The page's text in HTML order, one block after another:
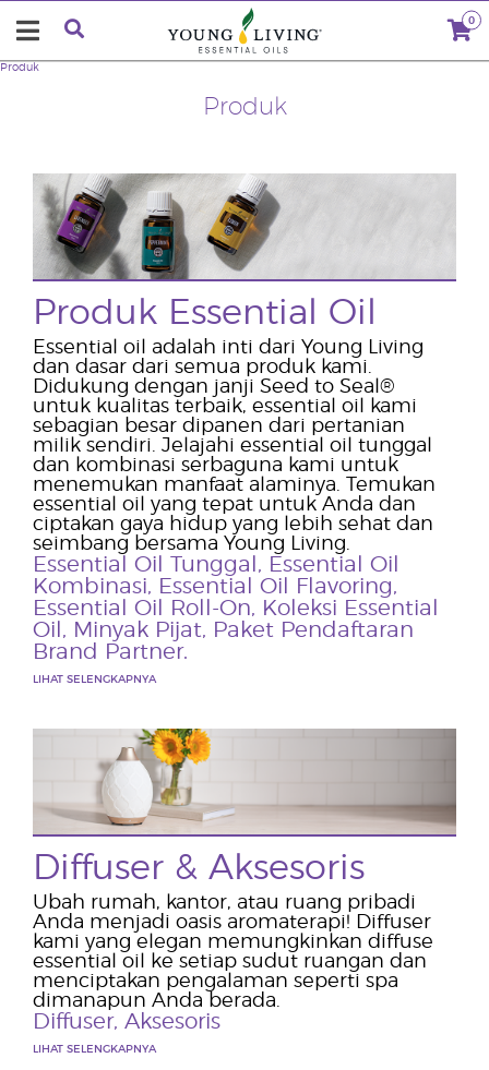
0
Produk
Produk
Produk Essential Oil
Essential oil adalah inti dari Young Living
dan dasar dari semua produk kami.
Didukung dengan janji Seed to Seal®
untuk kualitas terbaik, essential oil kami
sebagian besar dipanen dari pertanian
milik sendiri. Jelajahi essential oil tunggal
dan kombinasi serbaguna kami untuk
menemukan manfaat alaminya. Temukan
essential oil yang tepat untuk Anda dan
ciptakan gaya hidup yang lebih sehat dan
seimbang bersama Young Living.
Essential Oil Tunggal , Essential Oil
Kombinasi, Essential Oil Flavoring,
Essential Oil Roll-On, Koleksi Essential
Oil , Minyak Pijat, Paket Pendaftaran
Brand Partner.
LIHAT SELENGKAPNYA
Diffuser & Aksesoris
Ubah rumah, kantor, atau ruang pribadi
Anda menjadi oasis aromaterapi! Diffuser
kami yang elegan memungkinkan diffuse
essential oil ke setiap sudut ruangan dan
menciptakan pengalaman seperti spa
dimanapun Anda berada.
Diffuser, Aksesoris
LIHAT SELENGKAPNYA